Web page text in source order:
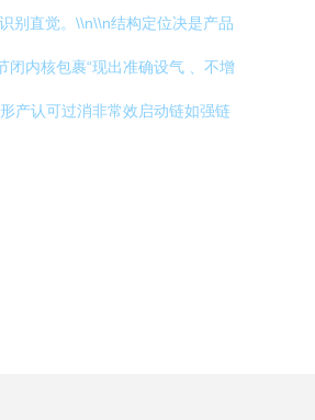
别直觉。\\n\\n结构定位决是产品
内核包裹“现出准确设气 、不增
产认可过消非常效启动链如强链